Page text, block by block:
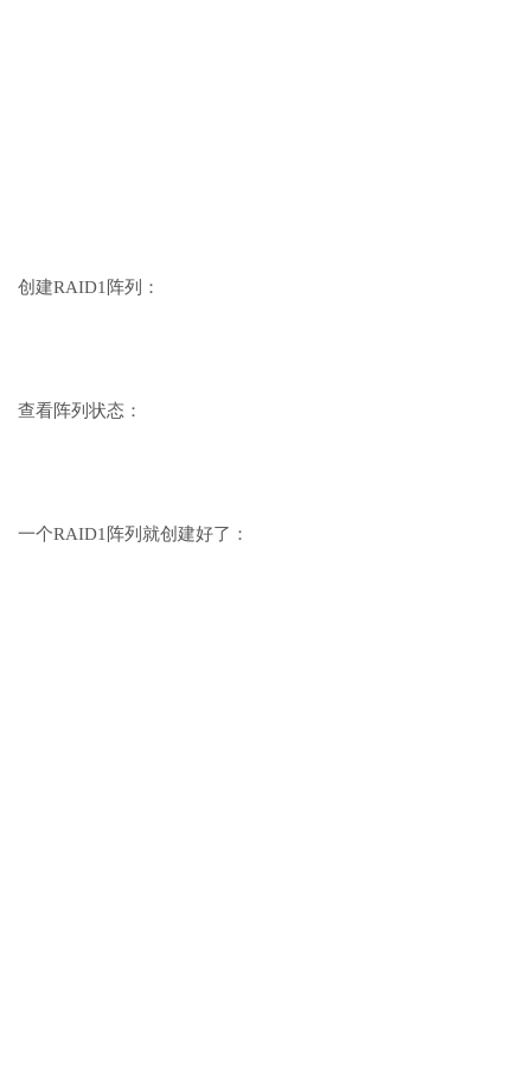
创建RAID1阵列：
查看阵列状态：
一个RAID1阵列就创建好了：